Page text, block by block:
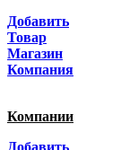
Добавить
Товар
Магазин
Компания
Компании
Добавить